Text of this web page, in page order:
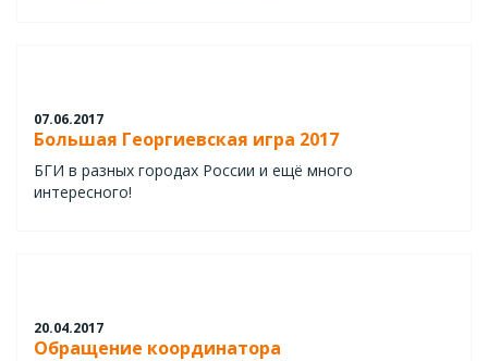
07.06.2017
Большая Георгиевская игра 2017
БГИ в разных городах России и ещё много
интересного!
20.04.2017
Обращение координатора